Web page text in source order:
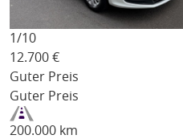
1/10
12.700 €
Guter Preis
Guter Preis
200.000 km